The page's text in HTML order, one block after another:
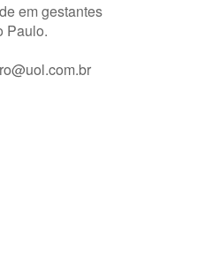
em gestantes
Paulo.